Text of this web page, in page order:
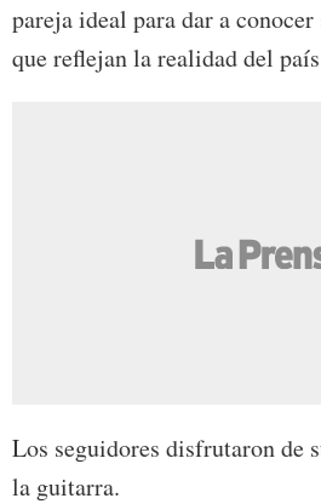
pareja ideal para dar a conocer
que reflejan la realidad del
Los seguidores disfrutaron de
la guitarra.